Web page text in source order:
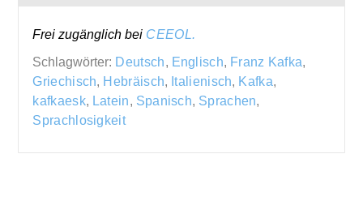
Frei zugänglich bei CEEOL.
Schlagwörter: Deutsch, Englisch, Franz Kafka,
Griechisch, Hebräisch, Italienisch, Kafka,
kafkaesk, Latein, Spanisch, Sprachen,
Sprachlosigkeit